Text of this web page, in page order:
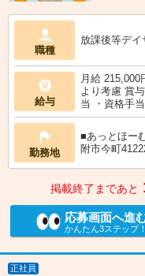
職種
放課後等デイ
給与
月給
より考慮 賞
当 ・資格手
勤務地
■あっとほー
附市今町
掲載終了まであと
応募画面へ進
かんたん3ステップ！
正社員